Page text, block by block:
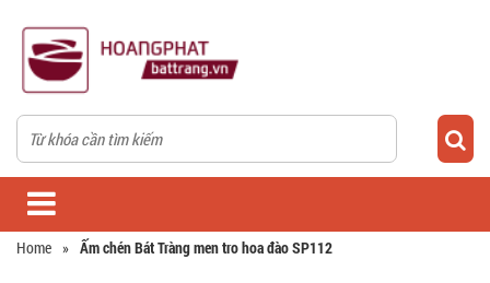
Home » Ấm chén Bát Tràng men tro hoa đào SP112